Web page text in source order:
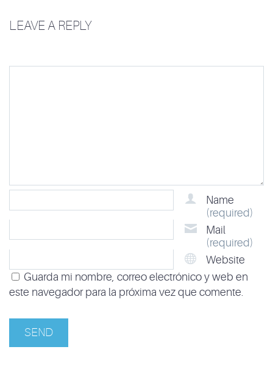
LEAVE A REPLY
Name
(required)
Mail
(required)
Website
Guarda mi nombre, correo electrónico y web en
este navegador para la próxima vez que comente.